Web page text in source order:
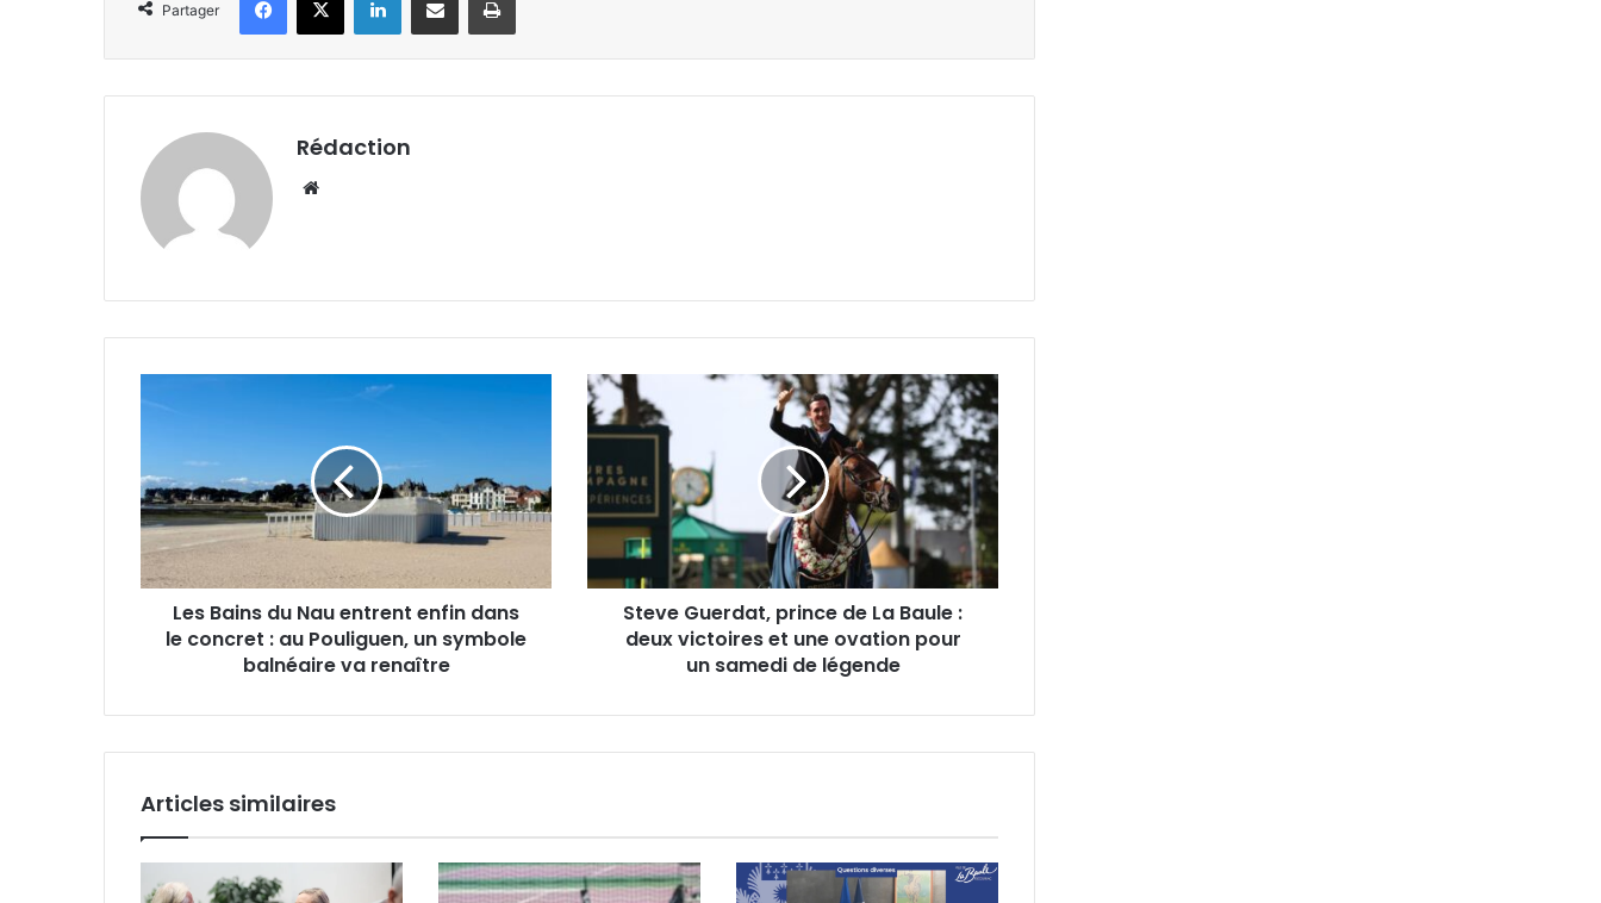
Partager
Rédaction
entrent
enfin
dans
le
concret
symbole
Les Bains du Nau entrent enfin dans
le concret : au Pouliguen, un symbole
balnéaire va renaître
Steve
Guerdat,
prince
La
Baule
:
deux
victoires
un
Steve Guerdat, prince de La Baule :
deux victoires et une ovation pour
un samedi de légende
Articles similaires